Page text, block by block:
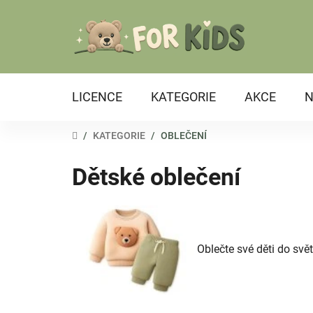
LICENCE KATEGORIE AKCE
DOMŮ
/ KATEGORIE / OBLEČENÍ
Dětské oblečení
Oblečte své děti do